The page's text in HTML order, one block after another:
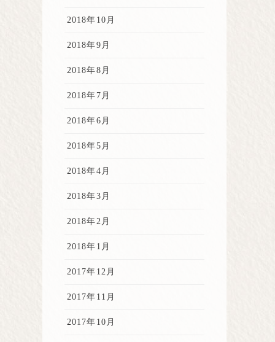
2018年10月
2018年9月
2018年8月
2018年7月
2018年6月
2018年5月
2018年4月
2018年3月
2018年2月
2018年1月
2017年12月
2017年11月
2017年10月